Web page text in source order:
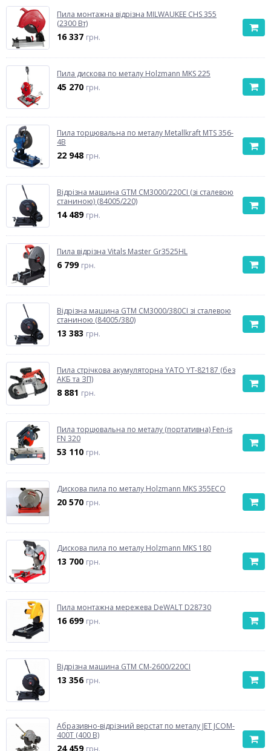
Пила монтажна відрізна MILWAUKEE CHS 355
(2300 Вт)
16 337 грн.
Пила дискова по металу Holzmann MKS 225
45 270 грн.
Пила торцювальна по металу Metallkraft MTS 356-
4B
22 948 грн.
Відрізна машина GTM CM3000/220CI (зі сталевою
станиною) (84005/220)
14 489 грн.
Пила відрізна Vitals Master Gr3525HL
6 799 грн.
Відрізна машина GTM CM3000/380CI зі сталевою
станиною (84005/380)
13 383 грн.
Пила стрічкова акумуляторна YATO YT-82187 (без
АКБ та ЗП)
8 881 грн.
Пила торцювальна по металу (портативна) Fen-is
FN 320
53 110 грн.
Дискова пила по металу Holzmann MKS 355ECO
20 570 грн.
Дискова пила по металу Holzmann MKS 180
13 700 грн.
Пила монтажна мережева DeWALT D28730
16 699 грн.
Відрізна машина GTM CM-2600/220CI
13 356 грн.
Абразивно-відрізний верстат по металу JET JCOM-
400T (400 В)
24 459 грн.